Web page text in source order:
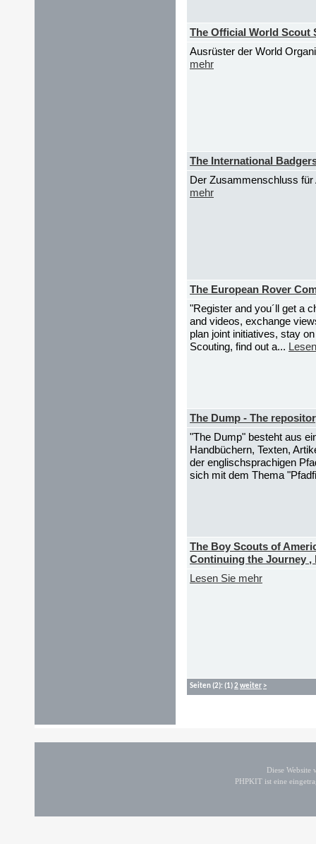
The Official World Scout
Ausrüster der World
mehr
The International
Der Zusammenschluss
mehr
The European Rover
"Register and you´ll get a
and videos, exchange
plan joint initiatives, stay
Scouting, find out a...
The Dump - The
"The Dump" besteht aus
Handbüchern, Texten,
der englischsprachigen
sich mit dem Thema
The Boy Scouts of
Continuing the Journey ,
Lesen Sie mehr
Seiten(2): (1)2 weiter >
Diese
PHPKIT ist eine